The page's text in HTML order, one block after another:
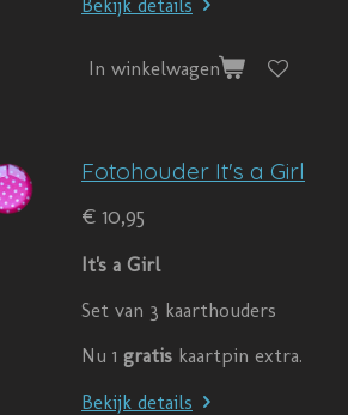
In winkelwagen
Fotohouder It's a Girl
€ 10,95
It's a Girl
Set van 3 kaarthouders
Nu 1 gratis kaartpin extra.
Bekijk details